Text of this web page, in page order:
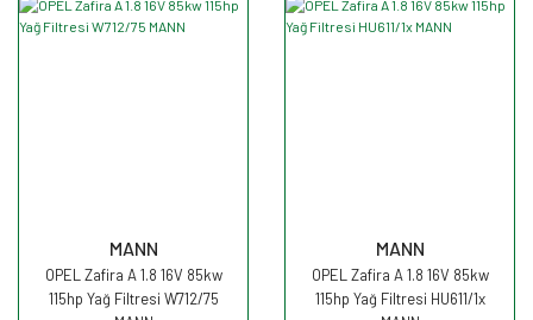
MANN
OPEL Zafira A 1.8 16V 85kw
115hp Yağ Filtresi W712/75
MANN
OPEL Zafira A 1.8 16V 85kw
115hp Yağ Filtresi HU611/1x